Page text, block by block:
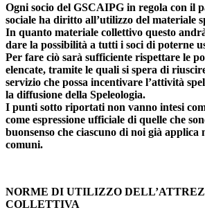
Ogni socio del GSCAIPG in regola con il
sociale ha diritto all’utilizzo del materiale
In quanto materiale collettivo questo
dare la possibilità a tutti i soci di poterne
Per fare ciò sarà sufficiente rispettare le
elencate, tramite le quali si spera di
servizio che possa incentivare l’attività
la diffusione della Speleologia.
I punti sotto riportati non vanno intesi
come espressione ufficiale di quelle che
buonsenso che ciascuno di noi già applica
comuni.
NORME DI UTILIZZO
COLLETTIVA